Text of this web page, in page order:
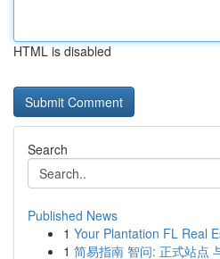
HTML is disabled
Search
Published News
1 Your Plantation FL Real
1 简易指南 智问: 正式站点